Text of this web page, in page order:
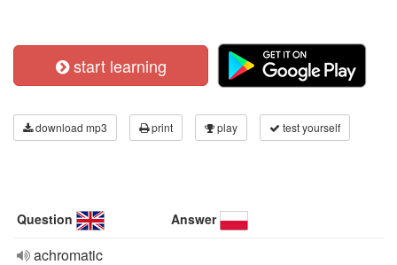
start learning
download mp3 print play test yourself
Question Answer
achromatic